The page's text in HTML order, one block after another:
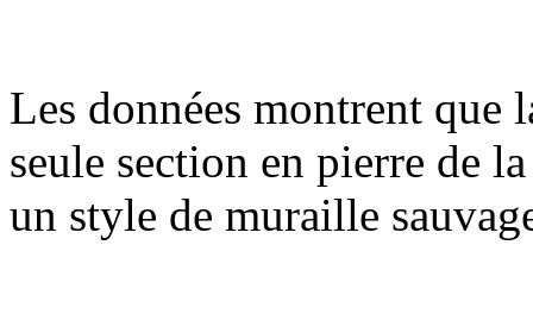
Les données montrent que
seule section en pierre de
un style de muraille